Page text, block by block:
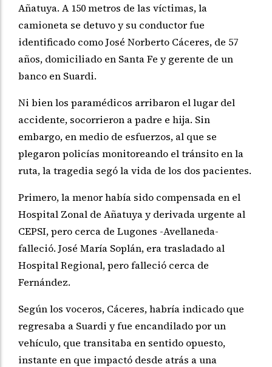
Añatuya. A 150 metros de las víctimas, la
camioneta se detuvo y su conductor fue
identificado como José Norberto Cáceres, de 57
años, domiciliado en Santa Fe y gerente de un
banco en Suardi.
Ni bien los paramédicos arribaron el lugar del
accidente, socorrieron a padre e hija. Sin
embargo, en medio de esfuerzos, al que se
plegaron policías monitoreando el tránsito en la
ruta, la tragedia segó la vida de los dos pacientes.
Primero, la menor había sido compensada en el
Hospital Zonal de Añatuya y derivada urgente al
CEPSI, pero cerca de Lugones -Avellaneda-
falleció. José María Soplán, era trasladado al
Hospital Regional, pero falleció cerca de
Fernández.
Según los voceros, Cáceres, habría indicado que
regresaba a Suardi y fue encandilado por un
vehículo, que transitaba en sentido opuesto,
instante en que impactó desde atrás a una